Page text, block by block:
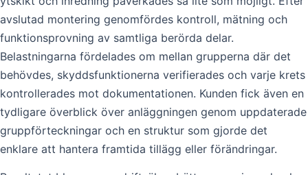
avslutad montering genomfördes kontroll, mätning och
funktionsprovning av samtliga berörda delar.
Belastningarna fördelades om mellan grupperna där det
behövdes, skyddsfunktionerna verifierades och varje krets
kontrollerades mot dokumentationen. Kunden fick även en
tydligare överblick över anläggningen genom uppdaterade
gruppförteckningar och en struktur som gjorde det
enklare att hantera framtida tillägg eller förändringar.